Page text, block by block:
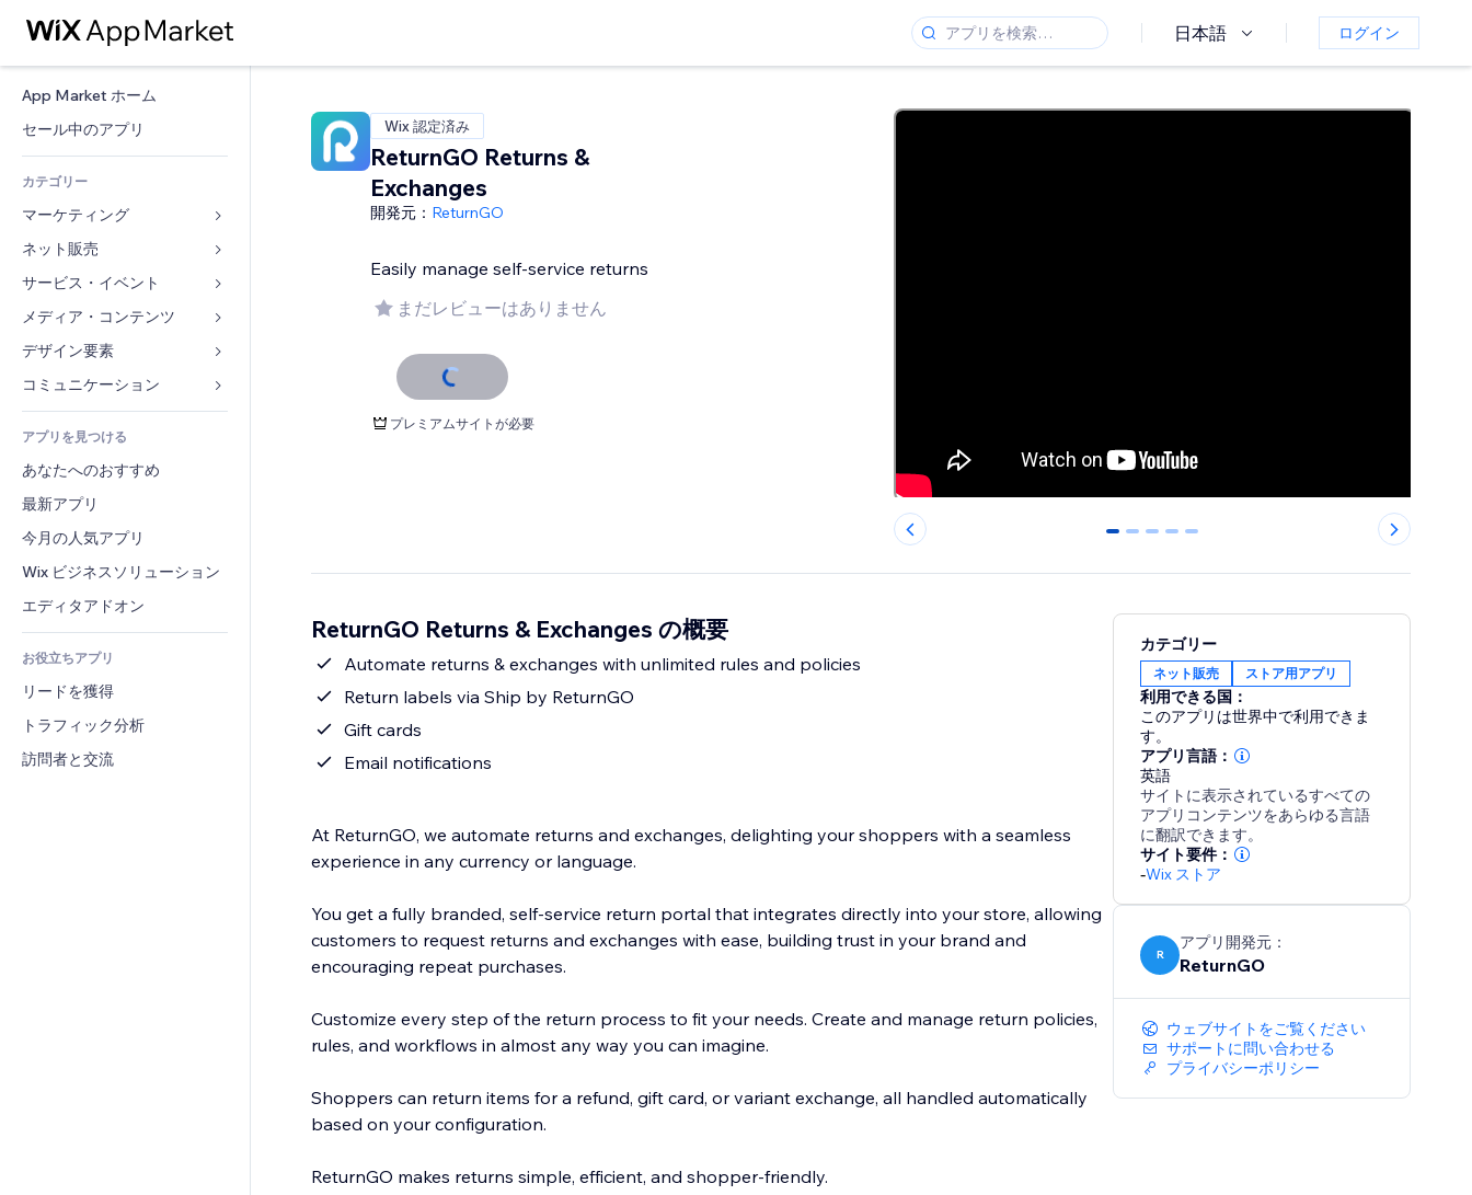
日本語 ログイン
App Market ホーム
セール中のアプリ
カテゴリー
マーケティング
広告
モバイル
アクセス解析
リスティング広告
メール
コンバージョン
ネット販売
ストア用アプリ
発送・配達
販売ボタン
会計
クーポン・特典
倉庫管理ソリューション
ドロップシッピング
食品・飲料
サービス・イベント
ホテル
イベント
レストラン
不動産
ブッキング
メディア・コンテンツ
ギャラリー
音楽
ポッドキャスト
写真
動画
PDF
ファイル共有
ニュース
デザイン要素
マップ・ナビ
プライバシー・セキュリティ
時計
ページテンプレート
画像効果
ボタン・メニュー
バナー・バッジ
電卓
検索
天気
チャート・テーブル
フォーム
ブログ
投票
チャット
コメント
電話
コミュニティィ
レビュー・お客さまの声
CRM
アプリを見つける
あなたへのおすすめ
最新アプリ
今月の人気アプリ
Wix ビジネスソリューション
エディタアドオン
お役立ちアプリ
リードを獲得
トラフィック分析
訪問者と交流
Wix 認定済み
ReturnGO Returns &
Exchanges
開発元： ReturnGO
Easily manage self-service returns
まだレビューはありません
プレミアムサイトが必要
0 1 2 3 4
ReturnGO Returns & Exchanges の概要
Automate returns & exchanges with unlimited rules and policies
Return labels via Ship by ReturnGO
Gift cards
Email notifications
At ReturnGO, we automate returns and exchanges, delighting your shoppers with a seamless
experience in any currency or language.
You get a fully branded, self-service return portal that integrates directly into your store, allowing
customers to request returns and exchanges with ease, building trust in your brand and
encouraging repeat purchases.
Customize every step of the return process to fit your needs. Create and manage return policies,
rules, and workflows in almost any way you can imagine.
Shoppers can return items for a refund, gift card, or variant exchange, all handled automatically
based on your configuration.
ReturnGO makes returns simple, efficient, and shopper-friendly.
カテゴリー
ネット販売 ストア用アプリ
利用できる国：
このアプリは世界中で利用できま
す。
アプリ言語：
英語
サイトに表示されているすべての
アプリコンテンツをあらゆる言語
に翻訳できます。
サイト要件：
-Wix ストア
R
アプリ開発元：
ReturnGO
ウェブサイトをご覧ください
サポートに問い合わせる
プライバシーポリシー